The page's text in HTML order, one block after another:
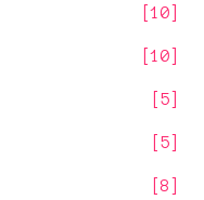
10
10
5
5
8